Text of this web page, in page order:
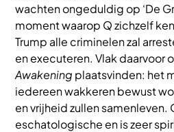
wachten ongeduldig op ‘De
moment waarop Q zichzelf
Trump alle criminelen zal
en executeren. Vlak daarvoor
Awakening plaatsvinden: het
iedereen wakkeren bewust
en vrijheid zullen samenleven.
eschatologische en is zeer